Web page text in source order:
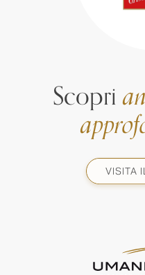
Scopri
VISITA